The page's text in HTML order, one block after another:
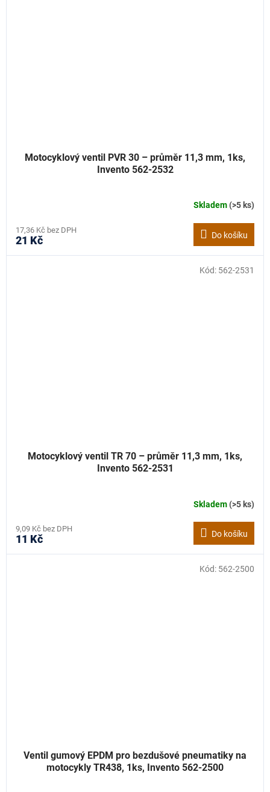
Motocyklový ventil PVR 30 – průměr 11,3 mm, 1ks,
Invento 562-2532
Skladem(>5 ks)
17,36 Kč bez DPH
21 Kč Do košíku
Motocyklový ventil TR 70 – průměr 11,3 mm, 1ks,
Invento 562-2531
Skladem(>5 ks)
9,09 Kč bez DPH
11 Kč Do košíku
Kód: 562-2531
Ventil gumový EPDM pro bezdušové pneumatiky na
motocykly TR438, 1ks, Invento 562-2500
Kód: 562-2500